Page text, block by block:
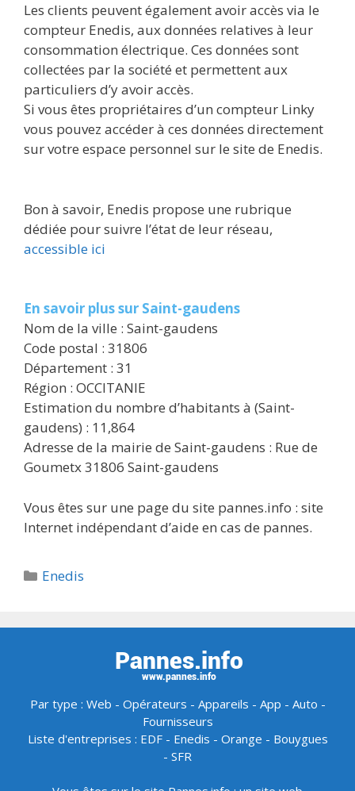
Les clients peuvent également avoir accès via le
compteur Enedis, aux données relatives à leur
consommation électrique. Ces données sont
collectées par la société et permettent aux
particuliers d’y avoir accès.
Si vous êtes propriétaires d’un compteur Linky
vous pouvez accéder à ces données directement
sur votre espace personnel sur le site de Enedis.
Bon à savoir, Enedis propose une rubrique
dédiée pour suivre l’état de leur réseau,
accessible ici
En savoir plus sur Saint-gaudens
Nom de la ville : Saint-gaudens
Code postal : 31806
Département : 31
Région : OCCITANIE
Estimation du nombre d’habitants à (Saint-
gaudens) : 11,864
Adresse de la mairie de Saint-gaudens : Rue de
Goumetx 31806 Saint-gaudens
Vous êtes sur une page du site pannes.info : site
Internet indépendant d’aide en cas de pannes.
Catégories
Enedis
Par type : Web - Opérateurs - Appareils - App - Auto -
Fournisseurs
Liste d'entreprises : EDF- Enedis - Orange - Bouygues
- SFR